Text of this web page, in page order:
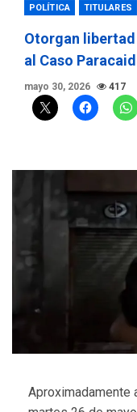
POLÍTICA TITULARES
Otorgan
al Caso
mayo 30, 2026 417
Aproximadamente